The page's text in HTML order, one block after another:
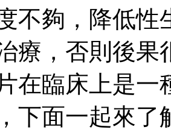
不夠，降低
療，否則後果
在臨床上是一
下面一起來